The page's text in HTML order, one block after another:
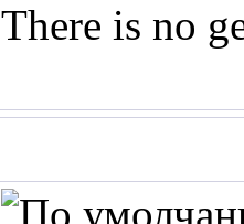
There is no